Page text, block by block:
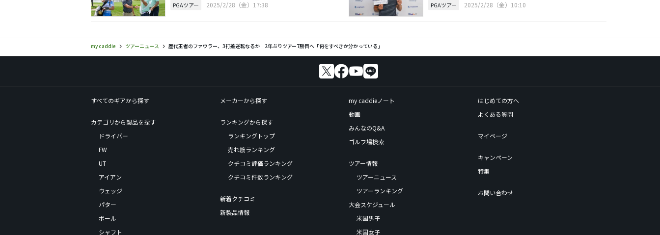
PGAツアー 2025/2/28（金）17:38 PGAツアー 2025/2/28（金）10:10
my caddie ツアーニュース 歴代王者のファウラー、3打差逆転なるか 2年ぶりツアー7勝目へ「何をすべきか分かっている」
すべてのギアから探す
カテゴリから製品を探す
ドライバー
FW
UT
アイアン
ウェッジ
パター
ボール
シャフト
メーカーから探す
ランキングから探す
ランキングトップ
売れ筋ランキング
クチコミ評価ランキング
クチコミ件数ランキング
新着クチコミ
新製品情報
my caddieノート
動画
みんなのQ&A
ゴルフ場検索
ツアー情報
ツアーニュース
ツアーランキング
大会スケジュール
米国男子
米国女子
はじめての方へ
よくある質問
マイページ
キャンペーン
特集
お問い合わせ